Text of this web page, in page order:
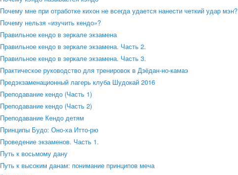
Почему мне при отработке кихон не всегда удается нанести четкий удар мэн?
Почему нельзя «изучить кендо»?
Правильное кендо в зеркале экзамена
Правильное кендо в зеркале экзамена. Часть 2.
Правильное кендо в зеркале экзамена. Часть 3.
Практическое руководство для тренировок в Дзёдан-но-камаэ
Предэкзаменационный лагерь клуба Шудокай 2016
Преподавание кендо (Часть 1)
Преподавание кендо (Часть 2)
Преподавание Кендо детям
Принципы Будо: Оно-ха Итто-рю
Проведение экзаменов. Часть 1.
Путь к восьмому дану
Путь к высоким данам: понимание принципов меча